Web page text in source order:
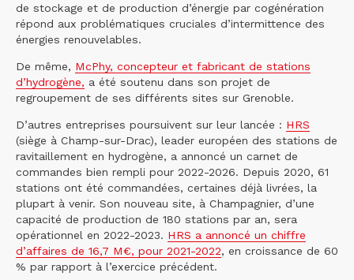
de stockage et de production d’énergie par cogénération
répond aux problématiques cruciales d’intermittence des
énergies renouvelables.
De même, McPhy, concepteur et fabricant de stations
d’hydrogène, a été soutenu dans son projet de
regroupement de ses différents sites sur Grenoble.
D’autres entreprises poursuivent sur leur lancée : HRS
(siège à Champ-sur-Drac), leader européen des stations de
ravitaillement en hydrogène, a annoncé un carnet de
commandes bien rempli pour 2022-2026. Depuis 2020, 61
stations ont été commandées, certaines déjà livrées, la
plupart à venir. Son nouveau site, à Champagnier, d’une
capacité de production de 180 stations par an, sera
opérationnel en 2022-2023. HRS a annoncé un chiffre
d’affaires de 16,7 M€, pour 2021-2022, en croissance de 60
% par rapport à l’exercice précédent.